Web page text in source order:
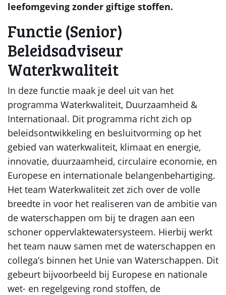
leefomgeving zonder giftige stoffen.
Functie (Senior)
Beleidsadviseur
Waterkwaliteit
In deze functie maak je deel uit van het
programma Waterkwaliteit, Duurzaamheid &
Internationaal. Dit programma richt zich op
beleidsontwikkeling en besluitvorming op het
gebied van waterkwaliteit, klimaat en energie,
innovatie, duurzaamheid, circulaire economie, en
Europese en internationale belangenbehartiging.
Het team Waterkwaliteit zet zich over de volle
breedte in voor het realiseren van de ambitie van
de waterschappen om bij te dragen aan een
schoner oppervlaktewatersysteem. Hierbij werkt
het team nauw samen met de waterschappen en
collega’s binnen het Unie van Waterschappen. Dit
gebeurt bijvoorbeeld bij Europese en nationale
wet- en regelgeving rond stoffen, de